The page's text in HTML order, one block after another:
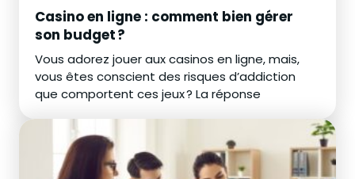
Casino en ligne : comment bien gérer
son budget ?
Vous adorez jouer aux casinos en ligne, mais,
vous êtes conscient des risques d’addiction
que comportent ces jeux ? La réponse